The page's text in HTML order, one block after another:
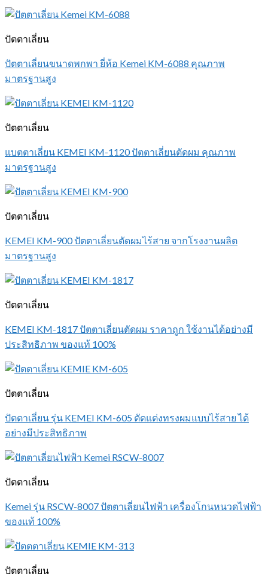
ปัตตาเลี่ยน
ปัตตาเลี่ยนขนาดพกพา ยี่ห้อ Kemei KM-6088 คุณภาพ
มาตรฐานสูง
ปัตตาเลี่ยน
แบตตาเลี่ยน KEMEI KM-1120 ปัตตาเลี่ยนตัดผม คุณภาพ
มาตรฐานสูง
ปัตตาเลี่ยน
KEMEI KM-900 ปัตตาเลี่ยนตัดผมไร้สาย จากโรงงานผลิต
มาตรฐานสูง
ปัตตาเลี่ยน
KEMEI KM-1817 ปัตตาเลี่ยนตัดผม ราคาถูก ใช้งานได้อย่างมี
ประสิทธิภาพ ของแท้ 100%
ปัตตาเลี่ยน
ปัตตาเลี่ยน รุ่น KEMEI KM-605 ตัดแต่งทรงผมแบบไร้สาย ได้
อย่างมีประสิทธิภาพ
ปัตตาเลี่ยน
Kemei รุ่น RSCW-8007 ปัตตาเลี่ยนไฟฟ้า เครื่องโกนหนวดไฟฟ้า
ของแท้ 100%
ปัตตาเลี่ยน